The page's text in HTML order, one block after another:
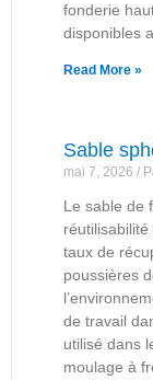
fonderie
disponibles
Read More »
Sable
mai 7, 2026
Le sable de
taux de
poussières
de travail
utilisé dans
moulage à